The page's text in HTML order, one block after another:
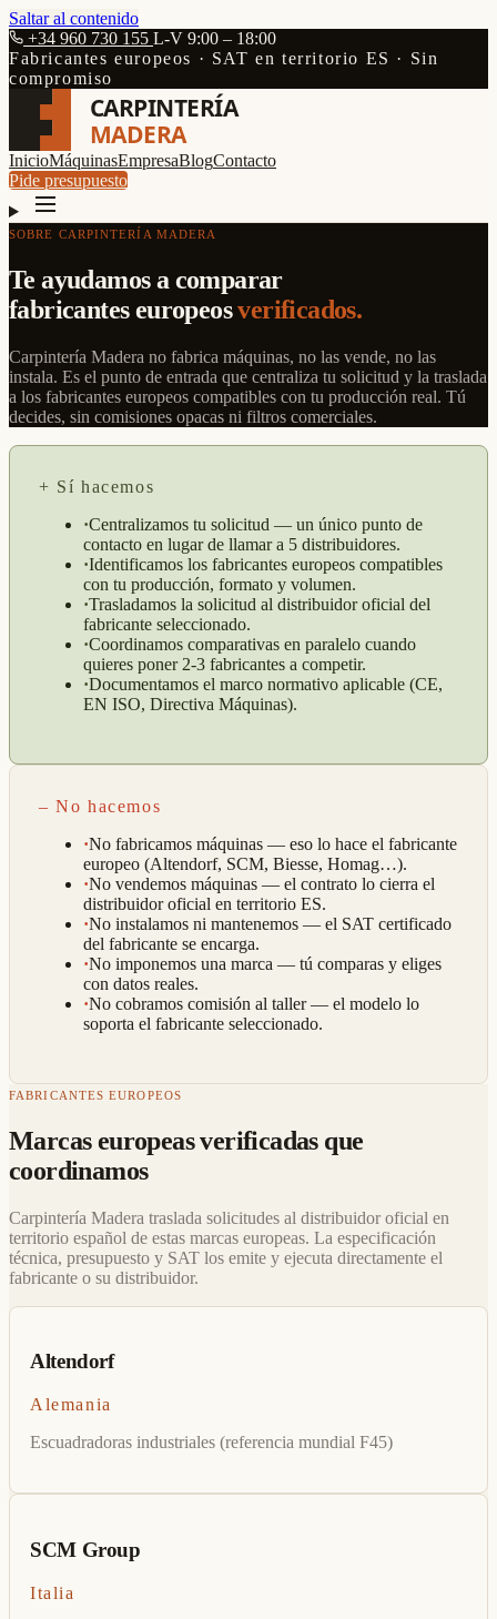
Saltar al contenido
+34 960 730 155 L-V 9:00 – 18:00
Fabricantes europeos · SAT en territorio ES · Sin
compromiso
CARPINTERÍA
MADERA
InicioMáquinasEmpresaBlogContacto
Pide presupuesto
SOBRE CARPINTERÍA MADERA
Te ayudamos a comparar
fabricantes europeosverificados.
Carpintería Madera no fabrica máquinas, no las vende, no las
instala. Es el punto de entrada que centraliza tu solicitud y la traslada
a los fabricantes europeos compatibles con tu producción real. Tú
decides, sin comisiones opacas ni filtros comerciales.
+ Sí hacemos
·Centralizamos tu solicitud — un único punto de
contacto en lugar de llamar a 5 distribuidores.
·Identificamos los fabricantes europeos compatibles
con tu producción, formato y volumen.
·Trasladamos la solicitud al distribuidor oficial del
fabricante seleccionado.
·Coordinamos comparativas en paralelo cuando
quieres poner 2-3 fabricantes a competir.
·Documentamos el marco normativo aplicable (CE,
EN ISO, Directiva Máquinas).
– No hacemos
·No fabricamos máquinas — eso lo hace el fabricante
europeo (Altendorf, SCM, Biesse, Homag…).
·No vendemos máquinas — el contrato lo cierra el
distribuidor oficial en territorio ES.
·No instalamos ni mantenemos — el SAT certificado
del fabricante se encarga.
·No imponemos una marca — tú comparas y eliges
con datos reales.
·No cobramos comisión al taller — el modelo lo
soporta el fabricante seleccionado.
FABRICANTES EUROPEOS
Marcas europeas verificadas que
coordinamos
Carpintería Madera traslada solicitudes al distribuidor oficial en
territorio español de estas marcas europeas. La especificación
técnica, presupuesto y SAT los emite y ejecuta directamente el
fabricante o su distribuidor.
Altendorf
Alemania
Escuadradoras industriales (referencia mundial F45)
SCM Group
Italia